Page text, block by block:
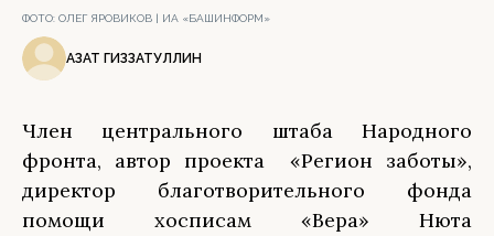
ФОТО: ОЛЕГ ЯРОВИКОВ | ИА «БАШИНФОРМ»
АЗАТ ГИЗЗАТУЛЛИН
Член центрального штаба Народного
фронта, автор проекта «Регион заботы»,
директор благотворительного фонда
помощи хосписам «Вера» Нюта